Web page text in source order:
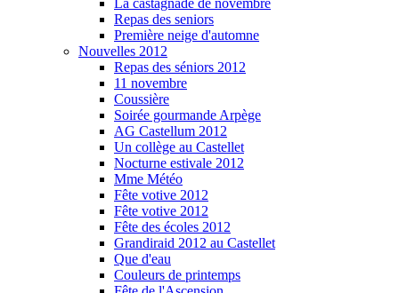
La castagnade de novembre
Repas des seniors
Première neige d'automne
Nouvelles 2012
Repas des séniors 2012
11 novembre
Coussière
Soirée gourmande Arpège
AG Castellum 2012
Un collège au Castellet
Nocturne estivale 2012
Mme Météo
Fête votive 2012
Fête votive 2012
Fête des écoles 2012
Grandiraid 2012 au Castellet
Que d'eau
Couleurs de printemps